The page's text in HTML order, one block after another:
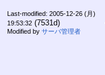
Last-modified: 2005-12-26 (月)
19:53:32(7531d)
Modified by サーバ管理者